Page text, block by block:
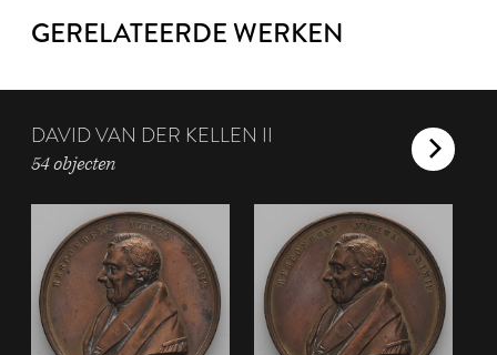
GERELATEERDE WERKEN
DAVID VAN DER KELLEN II
54 objecten